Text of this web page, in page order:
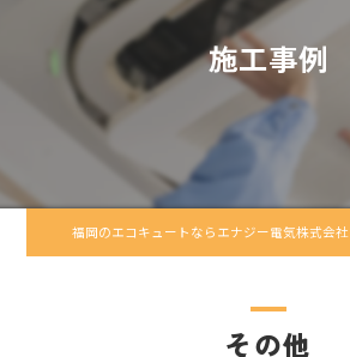
施工事例
福岡のエコキュートならエナジー電気株式会社
その他